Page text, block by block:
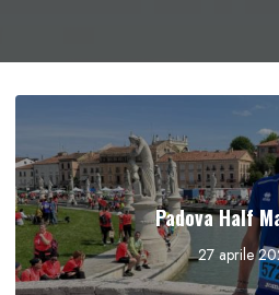
Padova Half
27 aprile